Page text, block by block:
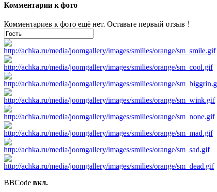
Комментарии к фото
Комментариев к фото ещё нет. Оставьте первый отзыв !
BBCode вкл.